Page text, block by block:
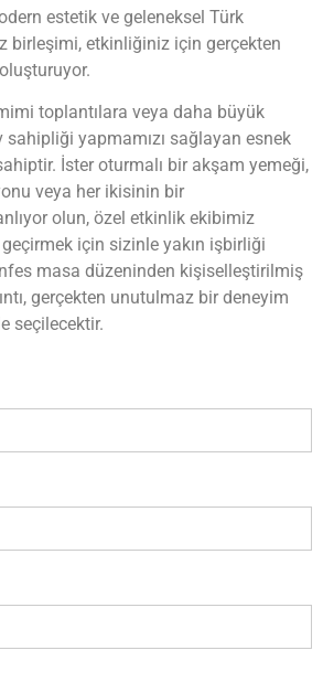
estetik ve geleneksel Türk
birleşimi, etkinliğiniz için gerçekten
toplantılara veya daha büyük
sahipliği yapmamızı sağlayan esnek
İster oturmalı bir akşam yemeği,
veya her ikisinin bir
olun, özel etkinlik ekibimiz
için sizinle yakın işbirliği
masa düzeninden kişiselleştirilmiş
gerçekten unutulmaz bir deneyim
seçilecektir.